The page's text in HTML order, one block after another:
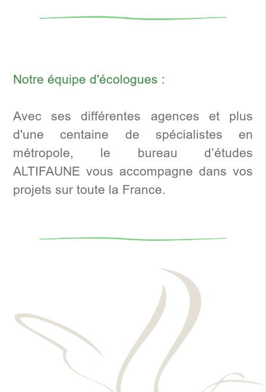
Notre équipe d'écologues :
Avec ses différentes agences et plus
d'une centaine de spécialistes en
métropole, le bureau d’études
ALTIFAUNE vous accompagne dans vos
projets sur toute la France.